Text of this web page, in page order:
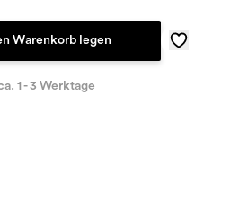
Warenkorb legen
1 - 3 Werktage